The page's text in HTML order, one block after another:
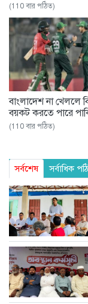
(110 বার পঠিত)
বাংলাদেশ না খেললে
বয়কট করতে পারে
(110 বার পঠিত)
সর্বশেষ সর্বাধিক